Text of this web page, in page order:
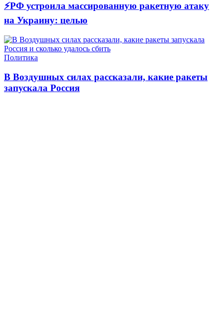
⚡РФ устроила массированную ракетную атаку
на Украину: целью
Политика
В Воздушных силах рассказали, какие ракеты
запускала Россия